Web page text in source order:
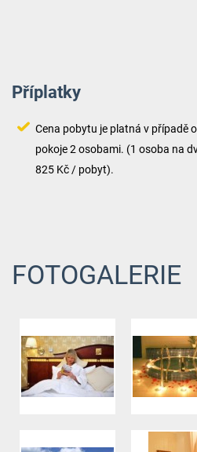
Příplatky
Cena pobytu je platná v případě
pokoje 2 osobami. (1 osoba na
825 Kč / pobyt).
FOTOGALERIE